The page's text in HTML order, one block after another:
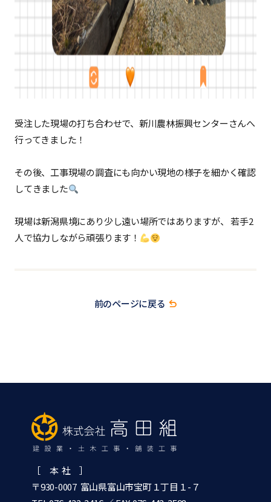
受注した現場の打ち合わせで、新川農林振興センターさんへ
行ってきました！
その後、工事現場の調査にも向かい現地の様子を細かく確認
してきました
現場は新潟県境にあり少し遠い場所ではありますが、 若手2
人で協力しながら頑張ります！
前のページに戻る
［ 本 社 ］
〒930-0007 富山県富山市宝町１丁目１-７